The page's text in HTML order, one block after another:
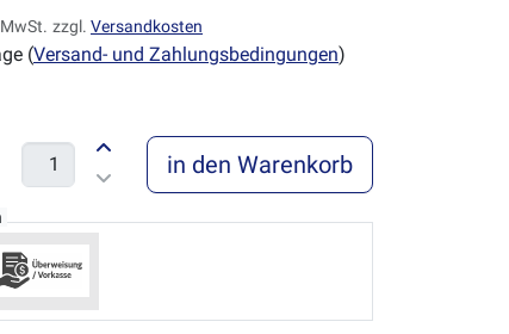
zzgl. Versandkosten
(Versand- und Zahlungsbedingungen)
in den Warenkorb